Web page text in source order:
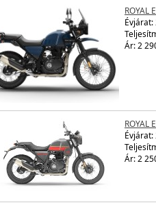
ROYAL
Évjárat:
Ár: 2
ROYAL
Évjárat:
Ár: 2